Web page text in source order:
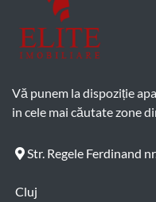
Vă punem la dispoziție
in cele mai căutate zone
Str. Regele Ferdinand
Cluj